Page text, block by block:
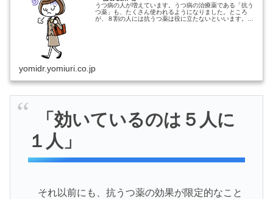
うつ病の人が増えています。うつ病の治療薬である「抗う
つ薬」も、たくさん使われるようになりました。ところ
が、８割の人には抗うつ薬は役に立たないといいます。一
yomidr.yomiuri.co.jp
「効いているのは５人に
１人」
それ以前にも、抗うつ薬の効果が限定的なこと